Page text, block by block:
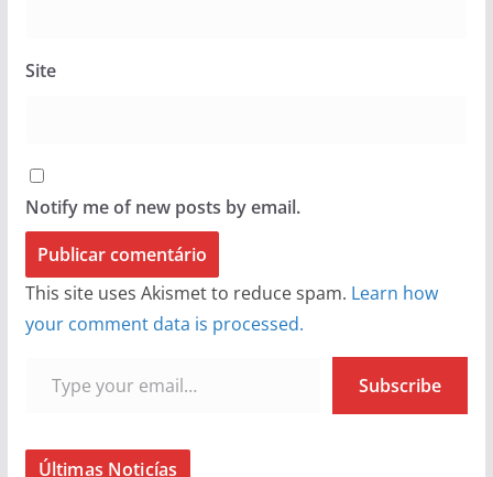
Site
Notify me of new posts by email.
This site uses Akismet to reduce spam. Learn how
your comment data is processed.
Subscribe
Últimas Noticías